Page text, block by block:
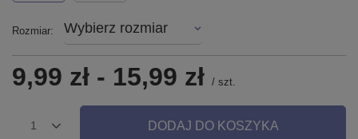
Rozmiar Wybierz rozmiar
9,99 zł - 15,99 zł / szt.
1 DODAJ DO KOSZYKA